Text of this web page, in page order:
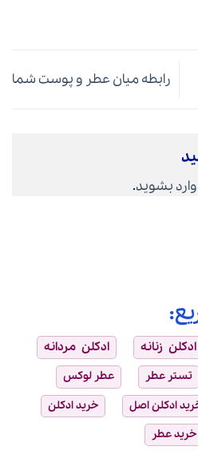
رابطه میان عطر و پوست شما
وارد بشوید.
ادکلن زنانه
ادکلن مردانه
تستر عطر
عطر لوکس
ادکلن اصل
خرید ادکلن
خرید عطر